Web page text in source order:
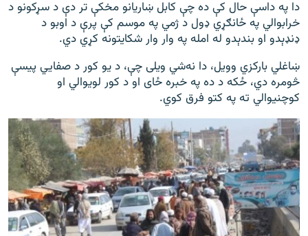
دا په داسې حال کې ده چې کابل ښاریانو مخکې تر دې د سړکونو د
خرابوالي په ځانګړي ډول د ژمي په موسم کې پرې د اوبو د
ډنډېدو او بندېدو له امله په وار وار شکایتونه کړي دي.
ښاغلي بارکزي وویل، دا نه‌شي ویلی چې، د یو کور د صفایي پیسې
څومره دي، ځکه د ده په خبره ځای او د کور لویوالي او
کوچنیوالي ته په کتو فرق کوي.